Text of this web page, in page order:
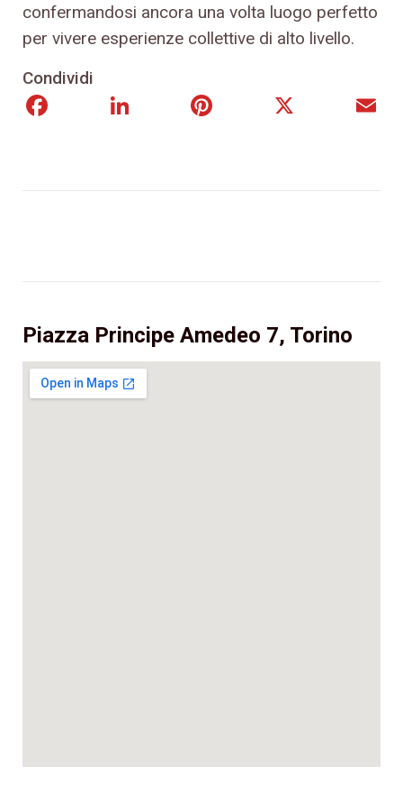
confermandosi ancora una volta luogo perfetto
per vivere esperienze collettive di alto livello.
Condividi
FacebookLinkedIn Pinterest
Piazza Principe Amedeo 7, Torino